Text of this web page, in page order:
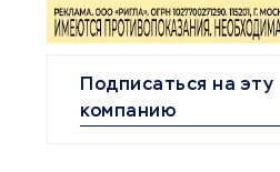
Подписаться на эту
компанию